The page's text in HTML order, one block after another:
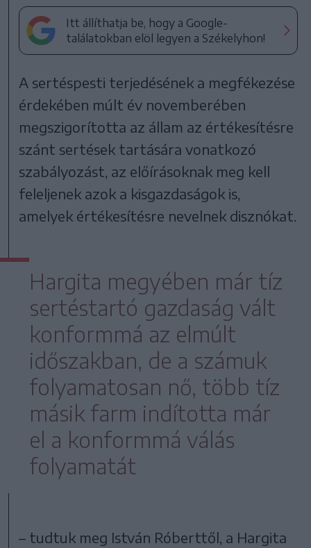
Itt állíthatja be, hogy a Google-
találatokban elöl legyen a Székelyhon!
A sertéspesti terjedésének a megfékezése
érdekében múlt év novemberében
megszigorította az állam az értékesítésre
szánt sertések tartására vonatkozó
szabályozást, az előírásoknak meg kell
feleljenek azok a kisgazdaságok is,
amelyek értékesítésre nevelnek disznókat.
Hargita megyében már tíz
sertéstartó gazdaság vált
konformmá az elmúlt
időszakban, de a számuk
folyamatosan nő, több tíz
másik farm indította már
el a konformmá válás
folyamatát
– tudtuk meg István Róberttől, a Hargita